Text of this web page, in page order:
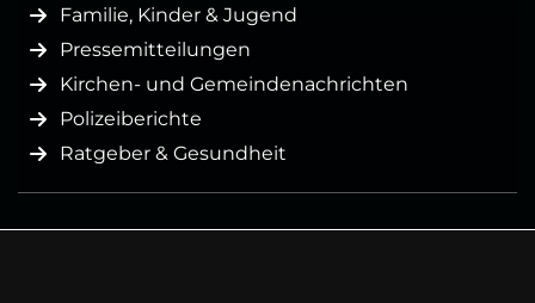
Familie, Kinder & Jugend
Pressemitteilungen
Kirchen- und Gemeindenachrichten
Polizeiberichte
Ratgeber & Gesundheit